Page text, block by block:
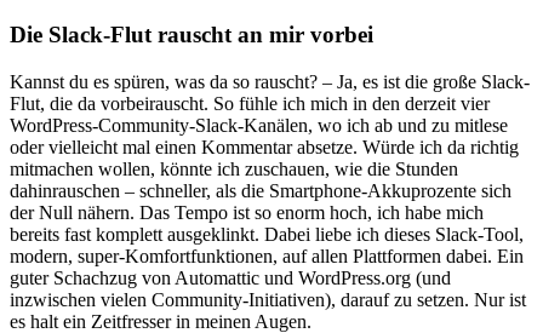
Die Slack-Flut rauscht an mir vorbei
Kannst du es spüren, was da so rauscht? – Ja, es ist die große Slack-
Flut, die da vorbeirauscht. So fühle ich mich in den derzeit vier
WordPress-Community-Slack-Kanälen, wo ich ab und zu mitlese
oder vielleicht mal einen Kommentar absetze. Würde ich da richtig
mitmachen wollen, könnte ich zuschauen, wie die Stunden
dahinrauschen – schneller, als die Smartphone-Akkuprozente sich
der Null nähern. Das Tempo ist so enorm hoch, ich habe mich
bereits fast komplett ausgeklinkt. Dabei liebe ich dieses Slack-Tool,
modern, super-Komfortfunktionen, auf allen Plattformen dabei. Ein
guter Schachzug von Automattic und WordPress.org (und
inzwischen vielen Community-Initiativen), darauf zu setzen. Nur ist
es halt ein Zeitfresser in meinen Augen.